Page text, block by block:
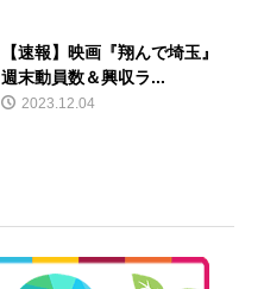
【速報】映画『翔んで埼玉』
週末動員数＆興収ラ...
2023.12.04